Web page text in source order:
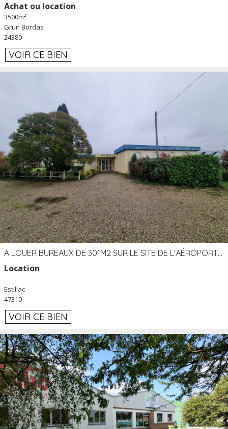
Achat ou location
3500m²
Grun Bordas
24380
VOIR CE BIEN
A LOUER BUREAUX DE 301M2 SUR LE SITE DE L'AÉROPORT AGEN LA GARENNE
Location
Estillac
47310
VOIR CE BIEN